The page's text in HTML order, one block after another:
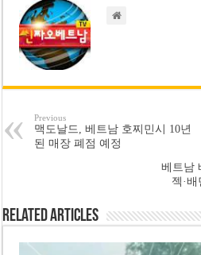
Previous
맥도날드, 베트남 호찌민시 10년
된 매장 폐점 예정
베트남
젝·
Related Articles